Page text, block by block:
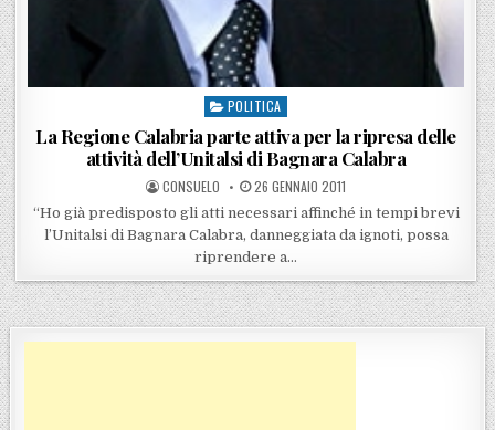
Posted in
POLITICA
La Regione Calabria parte attiva per la ripresa delle
attività dell’Unitalsi di Bagnara Calabra
POSTED BY
CONSUELO POSTED ON
26 GENNAIO 2011
“Ho già predisposto gli atti necessari affinché in tempi brevi
l’Unitalsi di Bagnara Calabra, danneggiata da ignoti, possa
riprendere a…